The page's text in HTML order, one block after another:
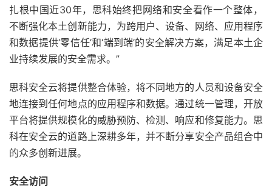
扎根中国近30年，思科始终把网络和安全看作一个整体，
不断强化本土创新能力，为跨用户、设备、网络、应用程序
和数据提供‘零信任’和‘端到端’的安全解决方案，满足本土企
业持续发展的安全需求。”
思科安全云将提供整合体验，将不同地方的人员和设备安全
地连接到任何地点的应用程序和数据。通过统一管理，开放
平台将提供规模化的威胁预防、检测、响应和修复能力。思
科在安全云的道路上深耕多年，并不断分享安全产品组合中
的众多创新进展。
安全访问